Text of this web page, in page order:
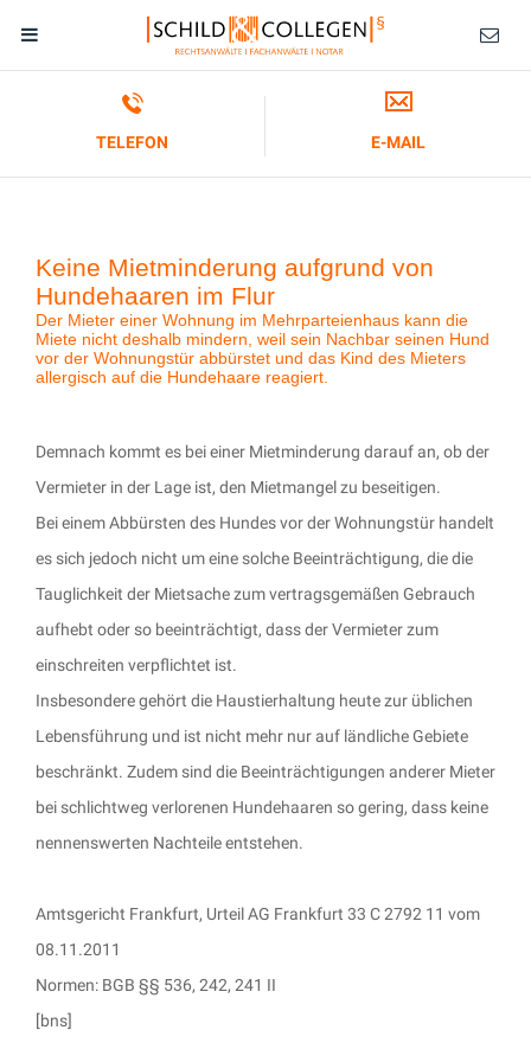
TELEFON E-MAIL
Keine Mietminderung aufgrund von
Hundehaaren im Flur
Der Mieter einer Wohnung im Mehrparteienhaus kann die
Miete nicht deshalb mindern, weil sein Nachbar seinen Hund
vor der Wohnungstür abbürstet und das Kind des Mieters
allergisch auf die Hundehaare reagiert.
Demnach kommt es bei einer Mietminderung darauf an, ob der
Vermieter in der Lage ist, den Mietmangel zu beseitigen.
Bei einem Abbürsten des Hundes vor der Wohnungstür handelt
es sich jedoch nicht um eine solche Beeinträchtigung, die die
Tauglichkeit der Mietsache zum vertragsgemäßen Gebrauch
aufhebt oder so beeinträchtigt, dass der Vermieter zum
einschreiten verpflichtet ist.
Insbesondere gehört die Haustierhaltung heute zur üblichen
Lebensführung und ist nicht mehr nur auf ländliche Gebiete
beschränkt. Zudem sind die Beeinträchtigungen anderer Mieter
bei schlichtweg verlorenen Hundehaaren so gering, dass keine
nennenswerten Nachteile entstehen.
Amtsgericht Frankfurt, Urteil AG Frankfurt 33 C 2792 11 vom
08.11.2011
Normen: BGB §§ 536, 242, 241 II
[bns]